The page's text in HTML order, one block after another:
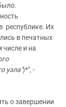
республике. Их
в печатных
числе и на
узла")*", -
о завершении